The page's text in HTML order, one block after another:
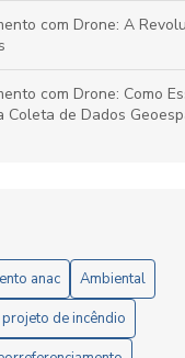
com Drone: A
com Drone: Como
Coleta de Dados
com Drone:
com Drones:
e Recursos Naturais
anac
Ambiental
de incêndio